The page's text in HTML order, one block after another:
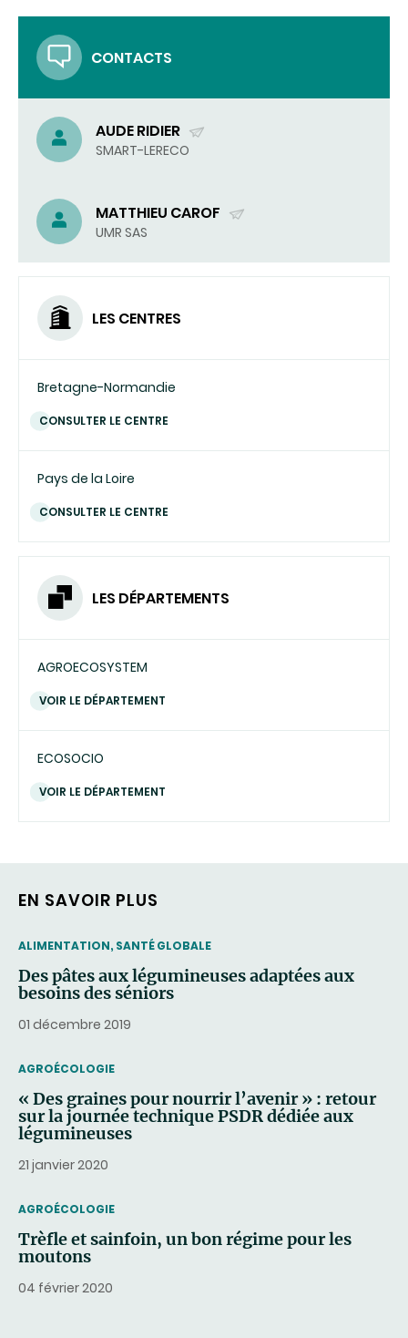
CONTACTS
AUDE RIDIER
(ENVOYER
SMART-LERECO
MATTHIEU CAROF
(ENVOYER
COURRIEL)
UMR SAS
LES CENTRES
Bretagne-Normandie
CONSULTER LE CENTRE
Pays de la Loire
CONSULTER LE CENTRE
LES DÉPARTEMENTS
AGROECOSYSTEM
VOIR LE DÉPARTEMENT
ECOSOCIO
VOIR LE DÉPARTEMENT
EN SAVOIR PLUS
THEMATIC
ALIMENTATION, SANTÉ GLOBALE
Des pâtes aux légumineuses adaptées aux
besoins des séniors
01 décembre 2019
THEMATIC
AGROÉCOLOGIE
« Des graines pour nourrir l’avenir » : retour
sur la journée technique PSDR dédiée aux
légumineuses
21 janvier 2020
THEMATIC
AGROÉCOLOGIE
Trèfle et sainfoin, un bon régime pour les
moutons
04 février 2020